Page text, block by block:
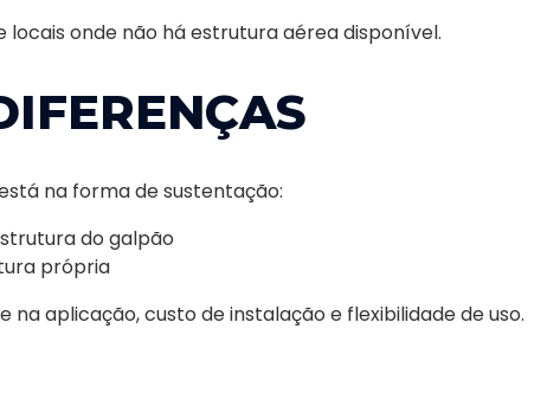
onde não há estrutura aérea disponível.
na forma de sustentação:
do galpão
própria
aplicação, custo de instalação e flexibilidade de uso.